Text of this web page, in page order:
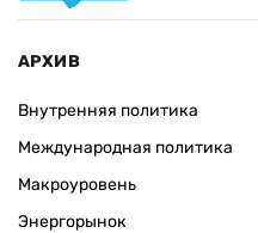
АРХИВ
Внутренняя политика
Международная политика
Макроуровень
Энергорынок